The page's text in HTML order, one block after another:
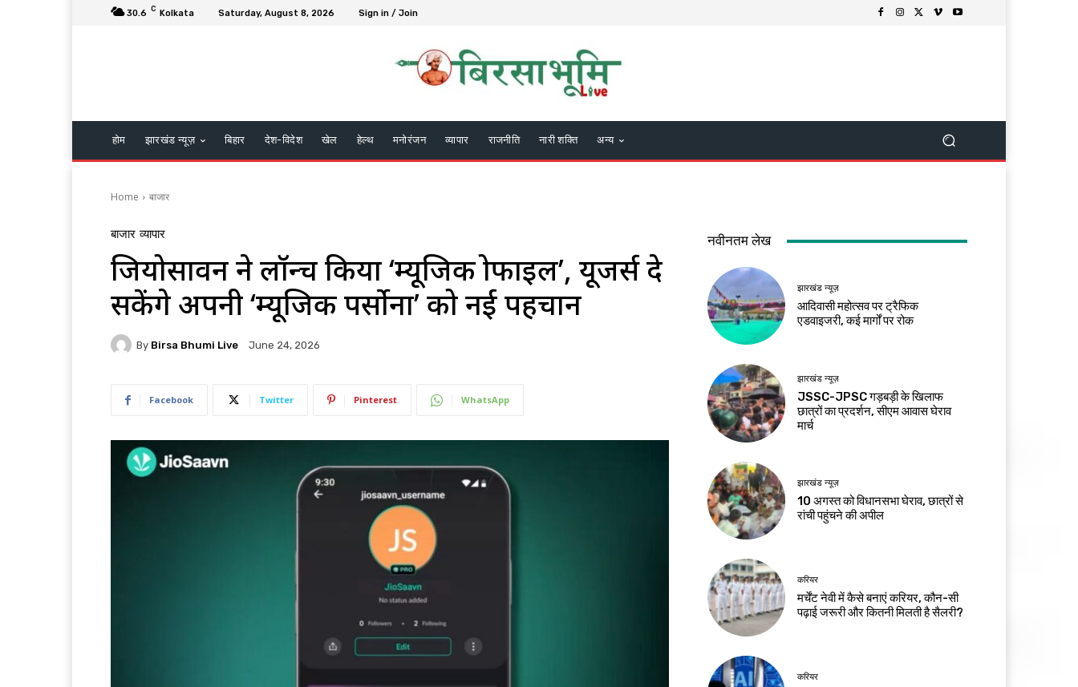
30.6 C Kolkata Saturday, August 8, 2026 Sign in / Join
होम झारखंड न्यूज़ बिहार देश-विदेश खेल हेल्थ मनोरंजन व्यापार राजनीति नारी शक्ति अन्य
Home बाजार
बाजार व्यापार
जियोसावन ने लॉन्च किया ‘म्यूजिक प्रोफाइल’, यूजर्स दे
सकेंगे अपनी ‘म्यूजिक पर्सोना’ को नई पहचान
By Birsa Bhumi Live June 24, 2026
Facebook Twitter Pinterest WhatsApp
नवीनतम लेख
झारखंड न्यूज़
आदिवासी महोत्सव पर ट्रैफिक
एडवाइजरी, कई मार्गों पर रोक
झारखंड न्यूज़
JSSC-JPSC गड़बड़ी के खिलाफ
छात्रों का प्रदर्शन, सीएम आवास घेराव
मार्च
झारखंड न्यूज़
10 अगस्त को विधानसभा घेराव, छात्रों से
रांची पहुंचने की अपील
करियर
मर्चेंट नेवी में कैसे बनाएं करियर, कौन-सी
पढ़ाई जरूरी और कितनी मिलती है सैलरी?
करियर